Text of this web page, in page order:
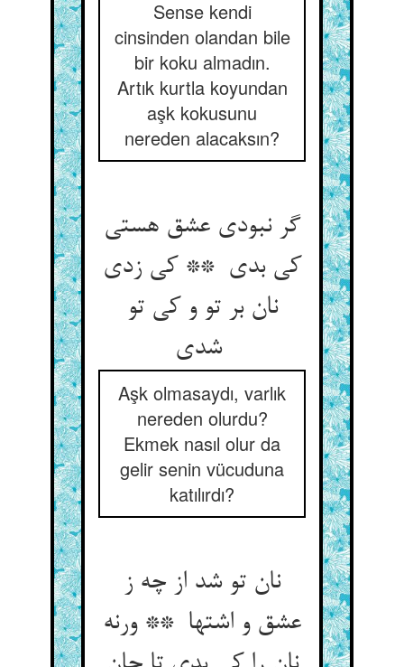
Sense kendi
cinsinden olandan bile
bir koku almadın.
Artık kurtla koyundan
aşk kokusunu
nereden alacaksın?
گر نبودی عشق هستی
کی بدی ** کی زدی
نان بر تو و کی تو
شدی
Aşk olmasaydı, varlık
nereden olurdu?
Ekmek nasıl olur da
gelir senin vücuduna
katılırdı?
نان تو شد از چه ز
عشق و اشتها ** ورنه